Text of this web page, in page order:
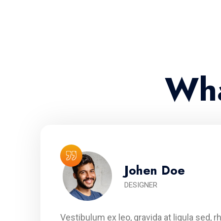
Johen Doe
DESIGNER
Vestibulum ex leo, gravida at ligula sed,